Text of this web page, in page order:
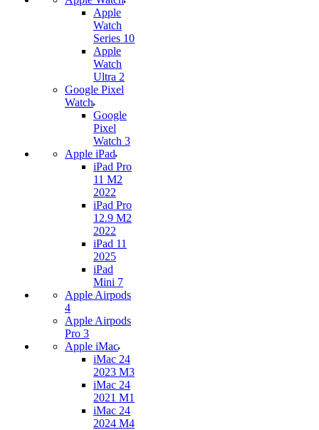
Apple
Watch
Series 10
Apple
Watch
Ultra 2
Google Pixel
Watch
Google
Pixel
Watch 3
Apple iPad
iPad Pro
11 M2
2022
iPad Pro
12.9 M2
2022
iPad 11
2025
iPad
Mini 7
Apple Airpods
4
Apple Airpods
Pro 3
Apple iMac
iMac 24
2023 M3
iMac 24
2021 M1
iMac 24
2024 M4